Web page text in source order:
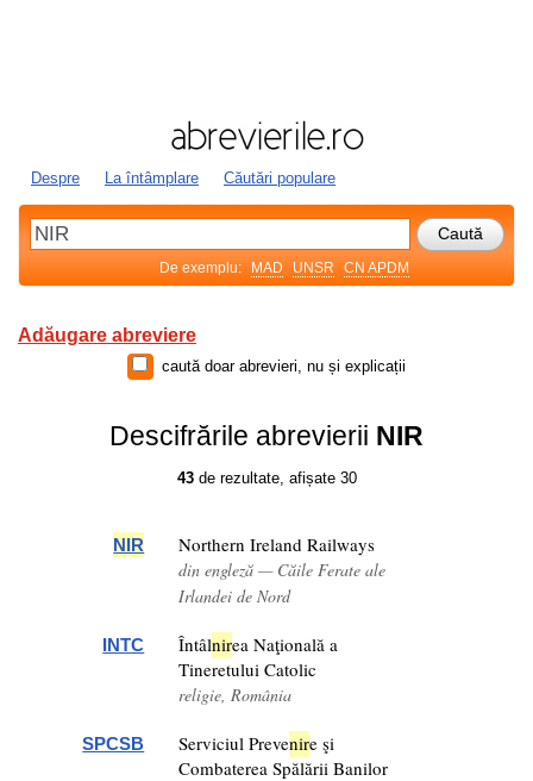
Despre La întâmplare Căutări populare
De exemplu: MAD UNSR CN APDM
Adăugare abreviere
caută doar abrevieri, nu și explicații
Descifrările abrevierii NIR
43de rezultate, afișate 30
NIR Northern Ireland Railways
din engleză — Căile Ferate ale
Irlandei de Nord
INTC Întâlnirea Naţională a
Tineretului Catolic
religie, România
SPCSB Serviciul Prevenire şi
Combaterea Spălării Banilor